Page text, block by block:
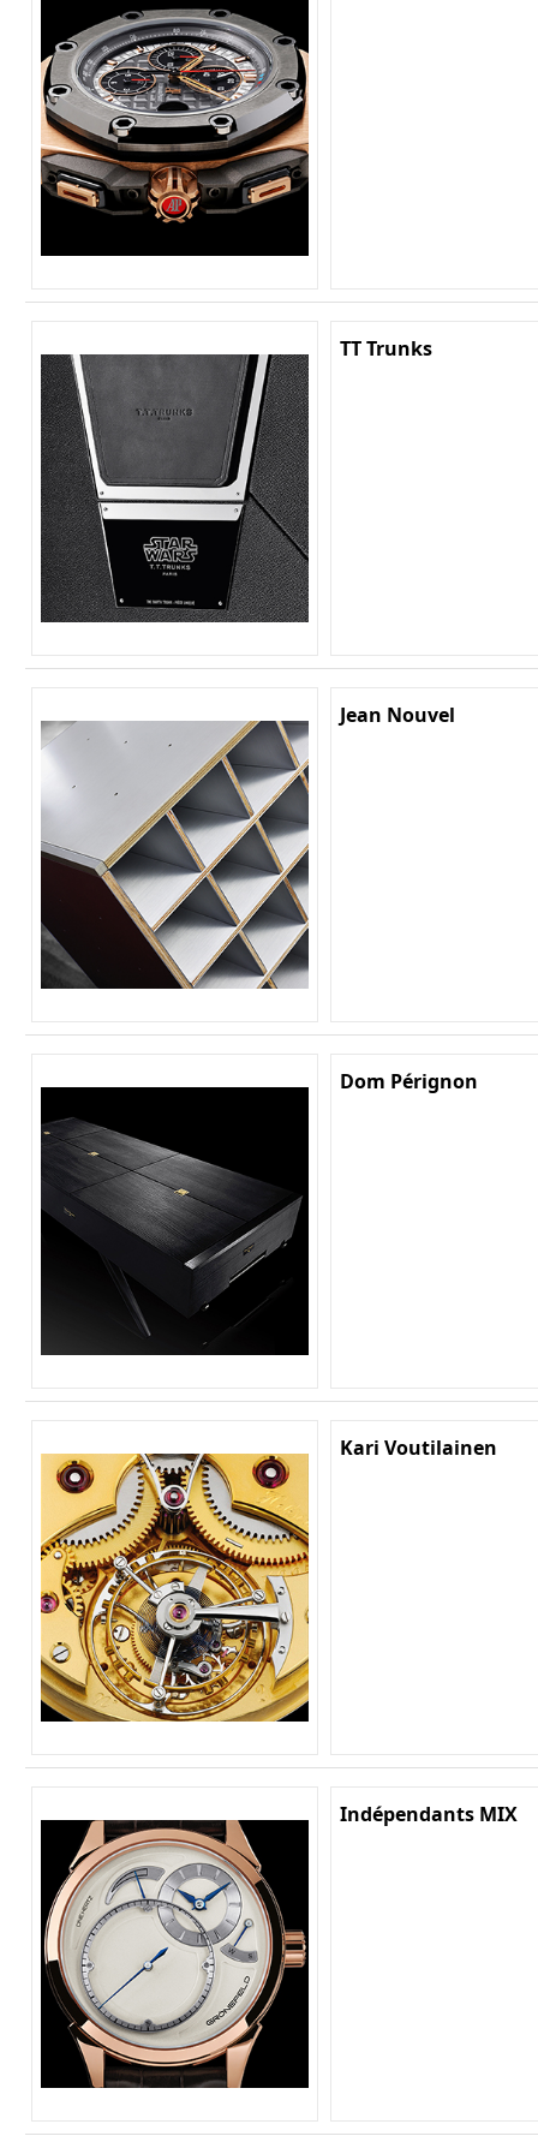
TT Trunks
Jean Nouvel
Dom Pérignon
Kari Voutilainen
Indépendants MIX